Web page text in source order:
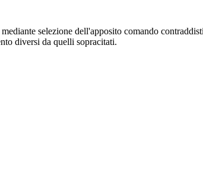
selezione dell'apposito comando
diversi da quelli sopracitati.